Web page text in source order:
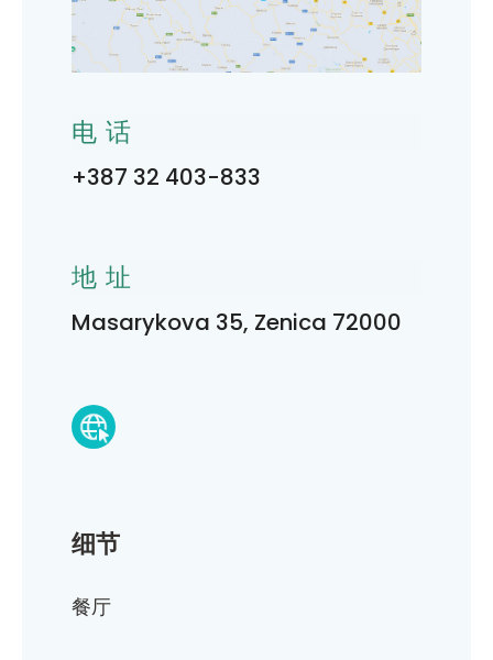
细节
餐厅
电话
+387 32 403-833
地址
Masarykova 35, Zenica 72000